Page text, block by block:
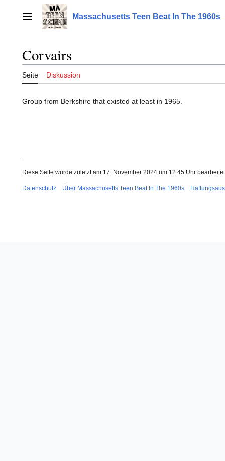
springenHauptmenü Massachusetts Teen Beat In The 1960s
Corvairs
Seite Diskussion
Group from Berkshire that existed at least in 1965.
Diese Seite wurde zuletzt am 17. November 2024 um 12:45 Uhr
Datenschutz Über Massachusetts Teen Beat In The 1960s